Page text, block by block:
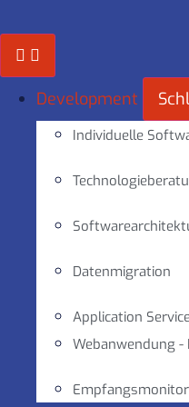
Inhalt
springen
Development
Individuelle
Datenmigration
Application
Webanwendung -